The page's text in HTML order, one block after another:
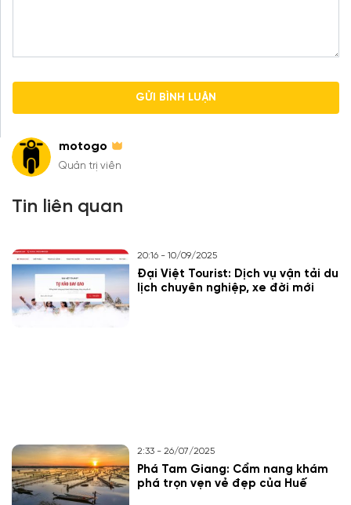
motogo
Quản trị viên
Tin liên quan
20:16 - 10/09/2025
Đại Việt Tourist: Dịch vụ vận tải du
lịch chuyên nghiệp, xe đời mới
2:33 - 26/07/2025
Phá Tam Giang: Cẩm nang khám
phá trọn vẹn vẻ đẹp của Huế